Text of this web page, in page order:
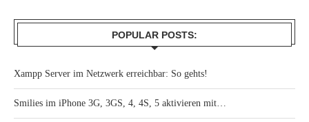
POPULAR POSTS:
Xampp Server im Netzwerk erreichbar: So gehts!
Smilies im iPhone 3G, 3GS, 4, 4S, 5 aktivieren mit…